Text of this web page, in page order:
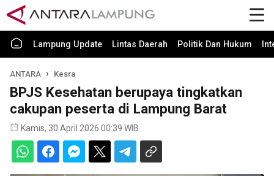
Lampung Update Lintas Daerah Politik Dan Hukum
ANTARA Kesra
BPJS Kesehatan berupaya tingkatkan
cakupan peserta di Lampung Barat
Kamis, 30 April 2026 00:39 WIB